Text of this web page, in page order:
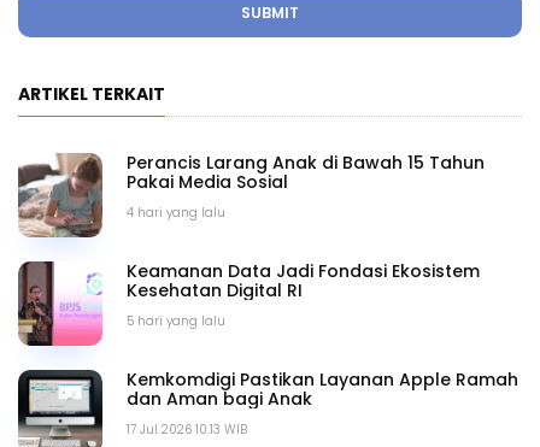
SUBMIT
ARTIKEL TERKAIT
4 hari yang lalu
Perancis Larang Anak di Bawah 15 Tahun
Pakai Media Sosial
5 hari yang lalu
Keamanan Data Jadi Fondasi Ekosistem
Kesehatan Digital RI
17 Jul 2026 10.13 WIB
Kemkomdigi Pastikan Layanan Apple Ramah
dan Aman bagi Anak